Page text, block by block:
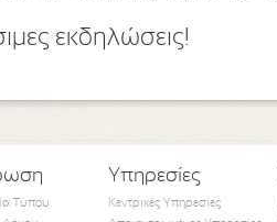
εκδηλώσεις!
Τύπου
Υπηρεσίες
Κεντρικές Υπηρεσίες